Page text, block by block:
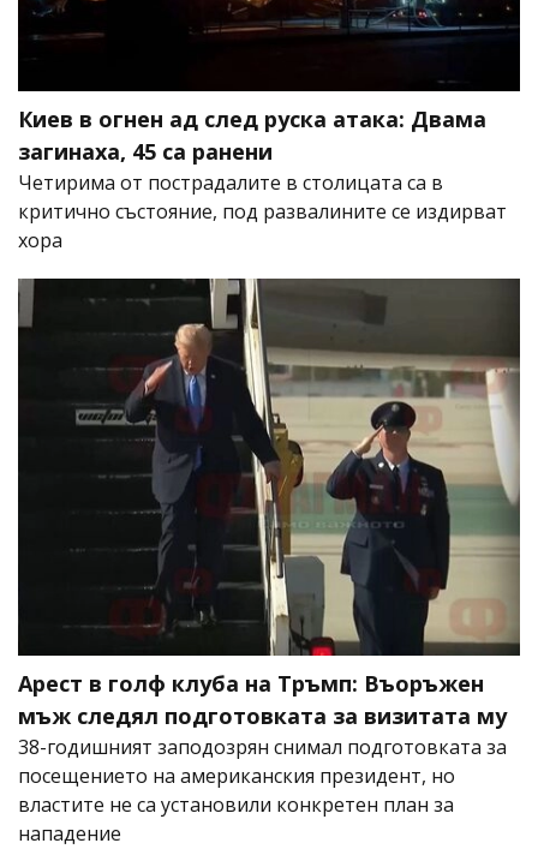
Киев в огнен ад след руска атака: Двама
загинаха, 45 са ранени
Четирима от пострадалите в столицата са в
критично състояние, под развалините се издирват
хора
Арест в голф клуба на Тръмп: Въоръжен
мъж следял подготовката за визитата му
38-годишният заподозрян снимал подготовката за
посещението на американския президент, но
властите не са установили конкретен план за
нападение